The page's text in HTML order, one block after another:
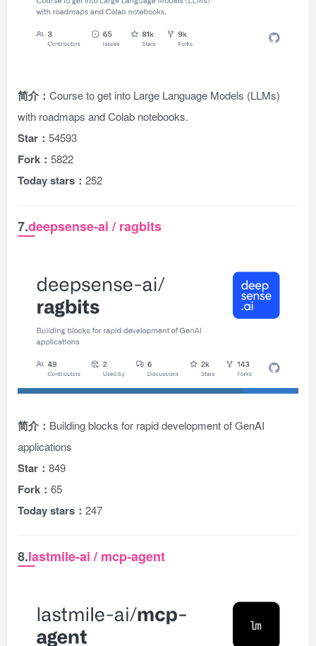
简介： Course to get into Large Language Models (LLMs)
with roadmaps and Colab notebooks.
Star： 54593
Fork： 5822
Today stars： 252
7.deepsense-ai / ragbits
简介： Building blocks for rapid development of GenAI
applications
Star： 849
Fork： 65
Today stars： 247
8.lastmile-ai / mcp-agent